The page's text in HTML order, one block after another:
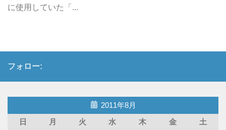
に使用していた「...
フォロー:
2011年8月
日
月 火 水 木 金
土